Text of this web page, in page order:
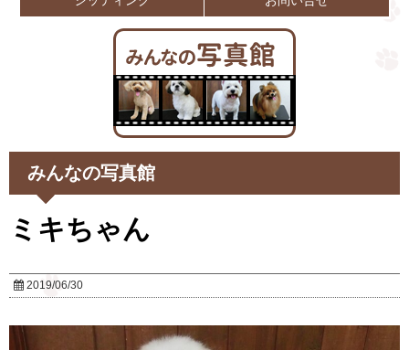
みんなの写真館
ミキちゃん
2019/06/30